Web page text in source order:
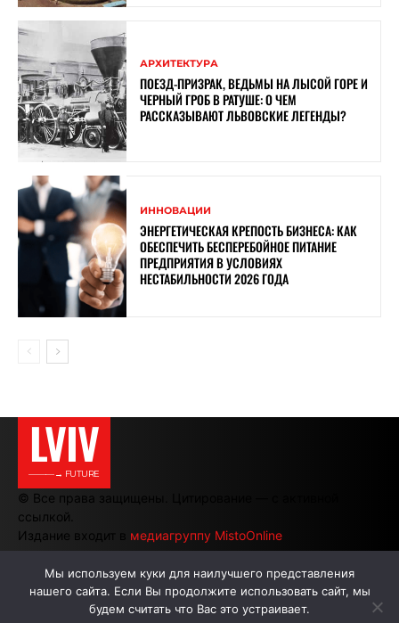
АРХИТЕКТУРА
ПОЕЗД-ПРИЗРАК, ВЕДЬМЫ НА ЛЫСОЙ ГОРЕ И
ЧЕРНЫЙ ГРОБ В РАТУШЕ: О ЧЕМ
РАССКАЗЫВАЮТ ЛЬВОВСКИЕ ЛЕГЕНДЫ?
ИННОВАЦИИ
ЭНЕРГЕТИЧЕСКАЯ КРЕПОСТЬ БИЗНЕСА: КАК
ОБЕСПЕЧИТЬ БЕСПЕРЕБОЙНОЕ ПИТАНИЕ
ПРЕДПРИЯТИЯ В УСЛОВИЯХ
НЕСТАБИЛЬНОСТИ 2026 ГОДА
LVIV
———→ FUTURE
© Все права защищены. Цитирование — с активной
ссылкой.
Издание входит в медиагруппу MistoOnline
АВТОРЫ РЕКЛАМА НА САЙТЕ
Мы используем куки для наилучшего представления
нашего сайта. Если Вы продолжите использовать сайт, мы
будем считать что Вас это устраивает.